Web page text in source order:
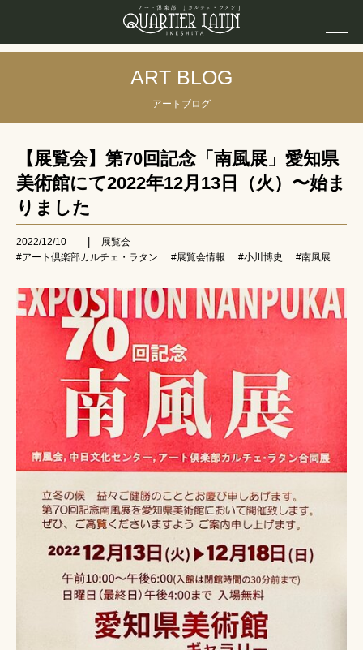
ART BLOG
アートブログ
【展覧会】第70回記念「南風展」愛知県
美術館にて2022年12月13日（火）〜始ま
りました
2022/12/10
展覧会
#アート倶楽部カルチェ・ラタン
#展覧会情報 #小川博史 #南風展